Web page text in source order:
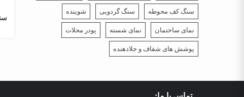
سنگ کف محوطه سنگ گردویی شوینده
نمای ساختمان نمای شسته پودر محلات
پوشش های شفاف و جلادهنده